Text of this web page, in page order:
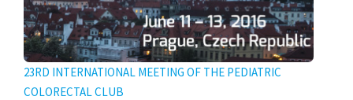
23RD INTERNATIONAL MEETING OF THE PEDIATRIC
COLORECTAL CLUB